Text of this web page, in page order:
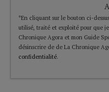
*En cliquant sur le bouton ci-
utilisé, traité et exploité pour que
Chronique Agora et mon Guide
désinscrire de de La Chronique
confidentialité.